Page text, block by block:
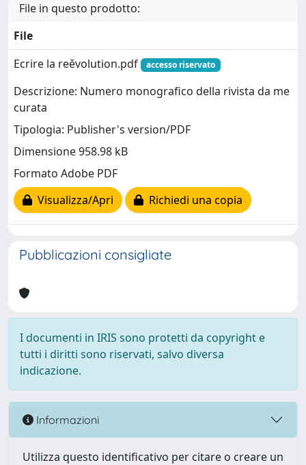
File in questo prodotto:
File
Ecrire la reěvolution.pdf
accesso riservato
Descrizione: Numero monografico della rivista da me
curata
Tipologia: Publisher's version/PDF
Dimensione 958.98 kB
Formato Adobe PDF
Visualizza/Apri
Richiedi una copia
Pubblicazioni consigliate
I documenti in IRIS sono protetti da copyright e
tutti i diritti sono riservati, salvo diversa
indicazione.
Informazioni
Utilizza questo identificativo per citare o creare un